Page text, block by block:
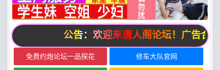
公告：欢迎来唐人阁论坛！广告
免费约炮论坛一品探花 修车大队官网